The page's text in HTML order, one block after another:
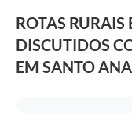
ROTAS RURAIS
DISCUTIDOS
EM SANTO